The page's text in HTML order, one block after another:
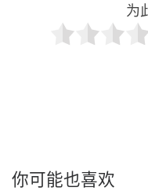
为
你可能也喜欢